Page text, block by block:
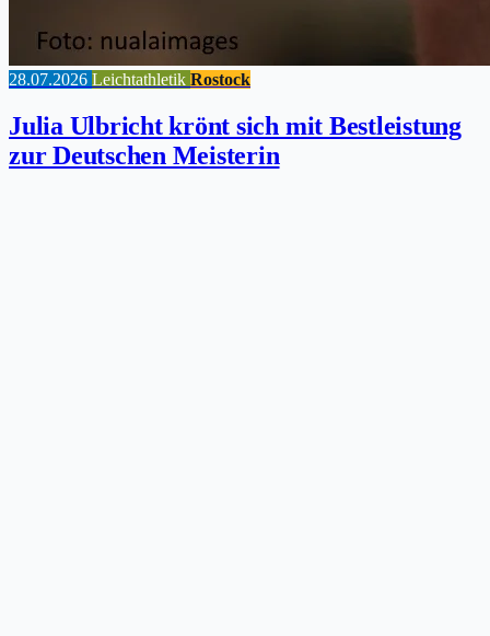
28.07.2026 Leichtathletik Rostock
Julia Ulbricht krönt sich mit Bestleistung
zur Deutschen Meisterin